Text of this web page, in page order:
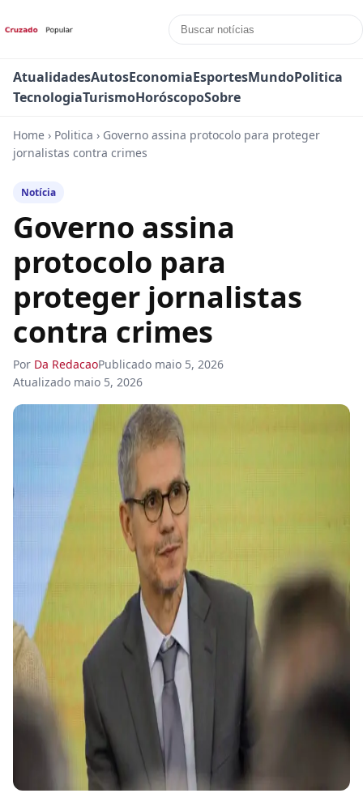
AtualidadesAutosEconomiaEsportesMundoPolitica
TecnologiaTurismoHoróscopoSobre
Home › Politica › Governo assina protocolo para proteger
jornalistas contra crimes
Notícia
Governo assina
protocolo para
proteger jornalistas
contra crimes
Por Da RedacaoPublicado maio 5, 2026
Atualizado maio 5, 2026